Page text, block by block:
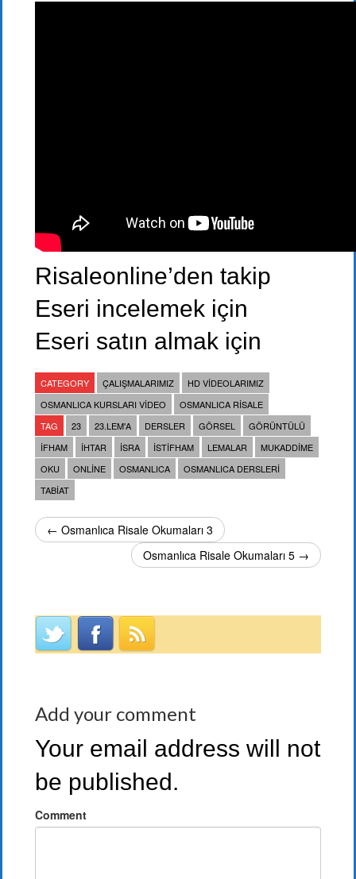
Risaleonline’den takip
Eseri incelemek için
Eseri satın almak için
CATEGORY ÇALIŞMALARIMIZ
HD VIDEOLARIMIZ
OSMANLICA KURSLARI VIDEO
OSMANLICA RISALE
TAG
23 23.LEM'A DERSLER GÖRSEL
GÖRÜNTÜLÜ
IFHAM
IHTAR ISRA ISTIFHAM LEMALAR
MUKADDIME
OKU
ONLINE OSMANLICA
OSMANLICA DERSLERI
TABIAT
← Osmanlıca Risale Okumaları 3
Osmanlıca Risale Okumaları 5 →
Add your comment
Your email address will not
be published.
Comment